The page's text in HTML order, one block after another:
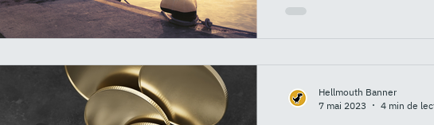
Dévoilée le 17 août
polynésien) met à profit
Hellmouth Banner
7 mai 2023
4 min de